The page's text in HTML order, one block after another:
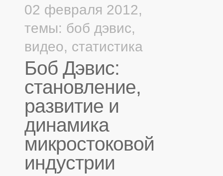
02 февраля 2012,
темы: боб дэвис,
видео, статистика
Боб Дэвис:
становление,
развитие и
динамика
микростоковой
индустрии